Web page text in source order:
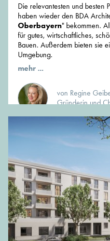
Die relevantesten und besten
haben wieder den BDA
Oberbayern" bekommen.
für gutes, wirtschaftliches,
Bauen. Außerdem bieten sie
Umgebung.
mehr ...
von Regine
Gründerin und